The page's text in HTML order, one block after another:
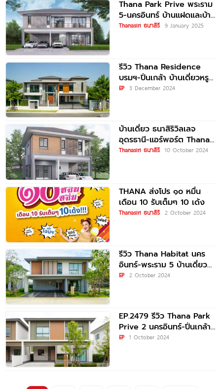
Thana Park Prive พระราม
5-นครอินทร์ บ้านแฝดและบ้าน
เดี่ยว ใกล้ทางด่วน และ MRT
Thanasiri ธนาสิริ 9 January 2025
รีวิว Thana Residence
บรมฯ-ปิ่นเกล้า บ้านเดี่ยวหรู
ที่ดินเริ่มต้น 100 ตร.ว. ทุก
EP 3 December 2024
บ้านเดี่ยว ธนาสิริวิลเลจ
อุดรธานี-แอร์พอร์ต Thana
Siri Village Udonthani-
Thanasiri ธนาสิริ 10 October 2024
THANA ส่งโปร ๑๐ หมื่น
เดือน 10 รับเต็มๆ 10 เด้ง
Thanasiri ธนาสิริ 2 October 2024
รีวิว Thana Habitat นคร
อินทร์-พระราม 5 บ้านเดี่ยว
และบ้านแฝด ใจกลางพระราม
EP 2 October 2024
EP.2479 รีวิว Thana Park
Prive 2 นครอินทร์-ปิ่นเกล้า
บ้านเดี่ยวและบ้านแฝด เพียง
EP 1 October 2024